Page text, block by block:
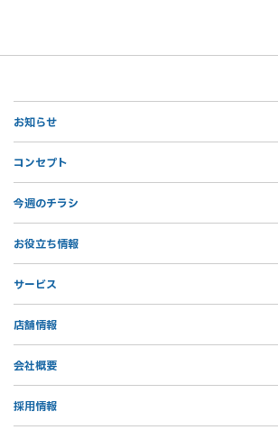
お知らせ
コンセプト
今週のチラシ
お役立ち情報
サービス
店舗情報
会社概要
採用情報